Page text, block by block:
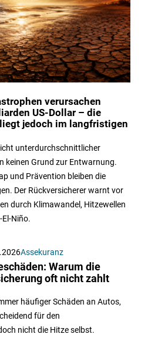
verursachen
US-Dollar – die
jedoch im langfristigen
unterdurchschnittlicher
keinen Grund zur Entwarnung.
und Prävention bleiben die
Der Rückversicherer warnt vor
durch Klimawandel, Hitzewellen
Niño.
Assekuranz
Warum die
oft nicht zahlt
häufiger Schäden an Autos,
für den
nicht die Hitze selbst.